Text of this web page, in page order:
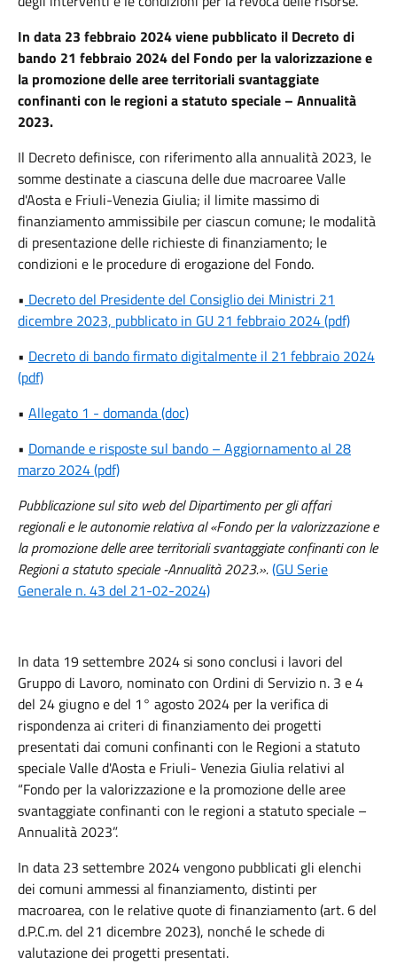
In data 23 febbraio 2024 viene pubblicato il Decreto di
bando 21 febbraio 2024 del Fondo per la valorizzazione e
la promozione delle aree territoriali svantaggiate
confinanti con le regioni a statuto speciale – Annualità
2023.
Il Decreto definisce, con riferimento alla annualità 2023, le
somme destinate a ciascuna delle due macroaree Valle
d'Aosta e Friuli-Venezia Giulia; il limite massimo di
finanziamento ammissibile per ciascun comune; le modalità
di presentazione delle richieste di finanziamento; le
condizioni e le procedure di erogazione del Fondo.
• Decreto del Presidente del Consiglio dei Ministri 21
dicembre 2023, pubblicato in GU 21 febbraio 2024 (pdf)
• Decreto di bando firmato digitalmente il 21 febbraio 2024
(pdf)
• Allegato 1 - domanda (doc)
• Domande e risposte sul bando – Aggiornamento al 28
marzo 2024 (pdf)
Pubblicazione sul sito web del Dipartimento per gli affari
regionali e le autonomie relativa al «Fondo per la valorizzazione e
la promozione delle aree territoriali svantaggiate confinanti con le
Regioni a statuto speciale -Annualità 2023.».(GU Serie
Generale n. 43 del 21-02-2024)
In data 19 settembre 2024 si sono conclusi i lavori del
Gruppo di Lavoro, nominato con Ordini di Servizio n. 3 e 4
del 24 giugno e del 1° agosto 2024 per la verifica di
rispondenza ai criteri di finanziamento dei progetti
presentati dai comuni confinanti con le Regioni a statuto
speciale Valle d'Aosta e Friuli- Venezia Giulia relativi al
“Fondo per la valorizzazione e la promozione delle aree
svantaggiate confinanti con le regioni a statuto speciale –
Annualità 2023”.
In data 23 settembre 2024 vengono pubblicati gli elenchi
dei comuni ammessi al finanziamento, distinti per
macroarea, con le relative quote di finanziamento (art. 6 del
d.P.C.m. del 21 dicembre 2023), nonché le schede di
valutazione dei progetti presentati.